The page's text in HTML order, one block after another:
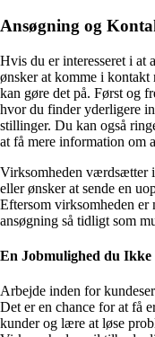
Ansøgning og
Hvis du er interesseret i at
ønsker at komme i kontakt
kan gøre det på. Først og
hvor du finder yderligere
stillinger. Du kan også
at få mere information om
Virksomheden værdsætter
eller ønsker at sende en
Eftersom virksomheden er
ansøgning så tidligt som
En Jobmulighed du
Arbejde inden for
Det er en chance for at få
kunder og lære at løse